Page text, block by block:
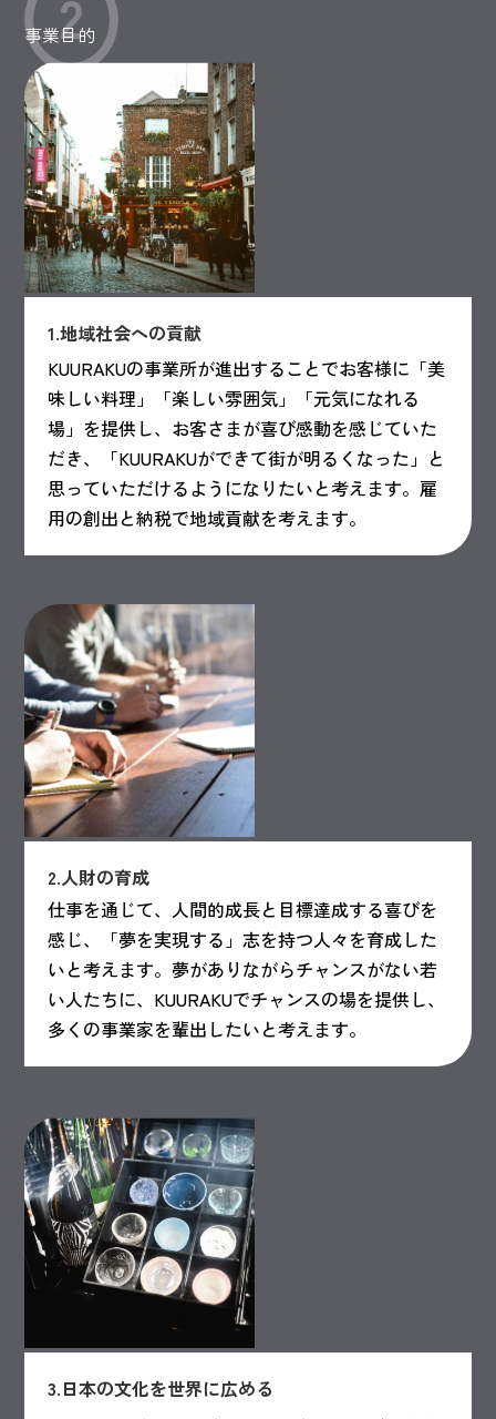
事業目的
1.地域社会への貢献
KUURAKUの事業所が進出することでお客様に「美
味しい料理」「楽しい雰囲気」「元気になれる
場」を提供し、お客さまが喜び感動を感じていた
だき、「KUURAKUができて街が明るくなった」と
思っていただけるようになりたいと考えます。雇
用の創出と納税で地域貢献を考えます。
2.人財の育成
仕事を通じて、人間的成長と目標達成する喜びを
感じ、「夢を実現する」志を持つ人々を育成した
いと考えます。夢がありながらチャンスがない若
い人たちに、KUURAKUでチャンスの場を提供し、
多くの事業家を輩出したいと考えます。
3.日本の文化を世界に広める